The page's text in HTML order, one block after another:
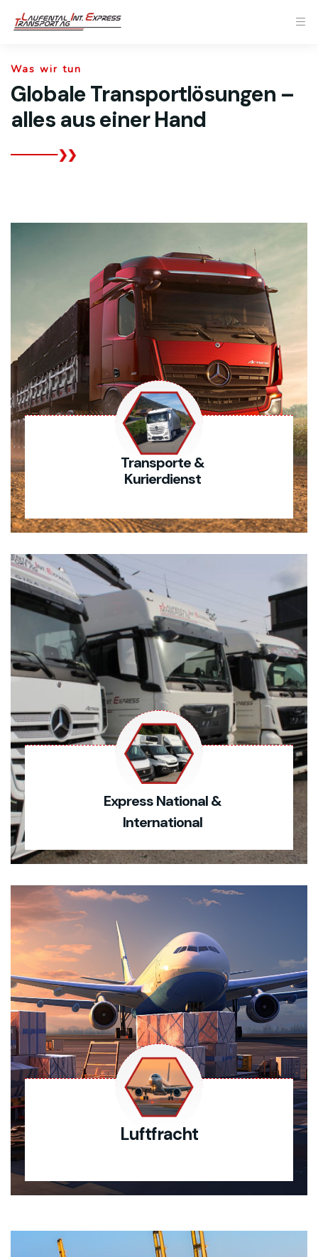
Was wir tun
Globale Transportlösungen –
alles aus einer Hand
Transporte &
Kurierdienst
Express National &
International
Luftfracht